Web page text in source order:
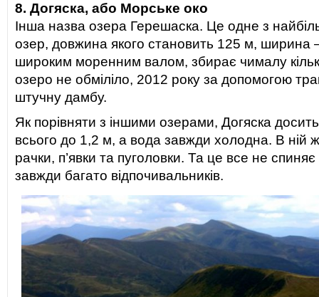
8. Догяска, або Морське око
Інша назва озера Герешаска. Це одне з
озер, довжина якого становить 125 м,
широким моренним валом, збирає чималу
озеро не обміліло, 2012 року за допомогою
штучну дамбу.
Як порівняти з іншими озерами, Догяска
всього до 1,2 м, а вода завжди холодна. В ній
рачки, п’явки та пуголовки. Та це все не спиняє
завжди багато відпочивальників.